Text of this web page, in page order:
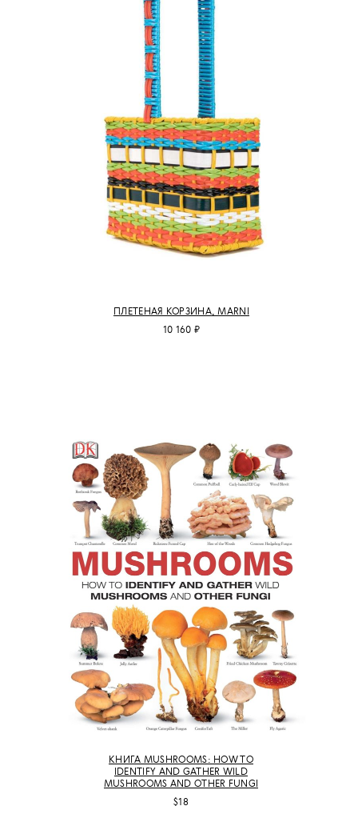
ПЛЕТЕНАЯ КОРЗИНА, MARNI
10 160 ₽
КНИГА MUSHROOMS: HOW TO
IDENTIFY AND GATHER WILD
MUSHROOMS AND OTHER FUNGI
$18